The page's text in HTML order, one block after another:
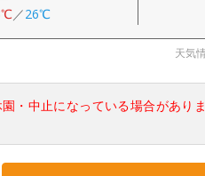
／26℃
天気
・中止になっている場合があり